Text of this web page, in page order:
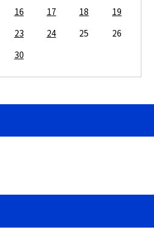
16 17 18
19
23 24 25
26
30